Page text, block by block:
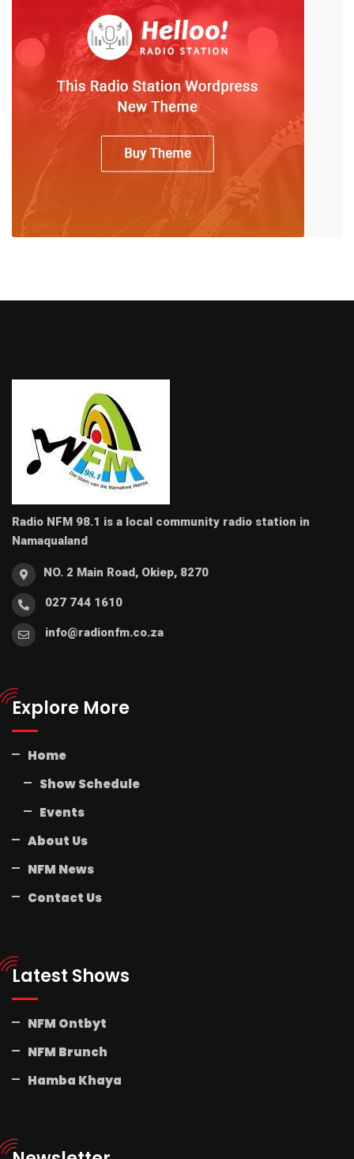
Radio NFM 98.1 is a local community radio station in
Namaqualand
NO. 2 Main Road, Okiep, 8270
027 744 1610
info@radionfm.co.za
Explore More
Home
Show Schedule
Events
About Us
NFM News
Contact Us
Latest Shows
NFM Ontbyt
NFM Brunch
Hamba Khaya